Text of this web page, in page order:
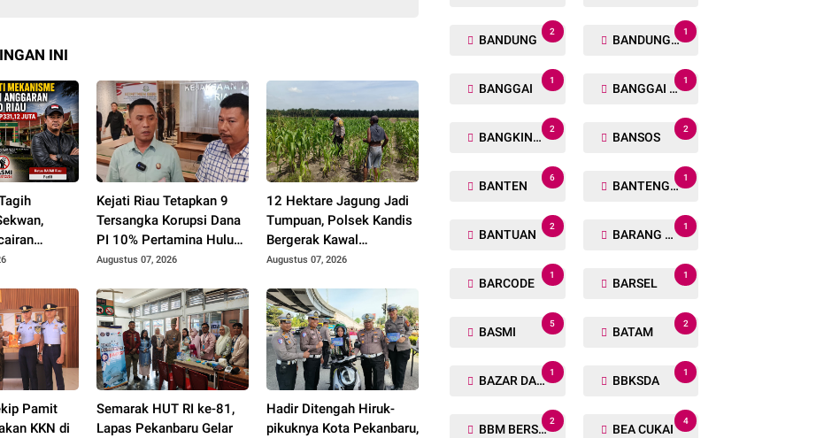
INI
Tanpa
Kejati Riau Tetapkan 9
Tersangka Korupsi Dana
PI 10% Pertamina Hulu
Rokan
Augustus 07, 2026
12 Hektare Jagung Jadi
Tumpuan, Polsek Kandis
Bergerak Kawal
Swasembada Pangan
Augustus 07, 2026
Pamit
KKN di
Semarak HUT RI ke-81,
Lapas Pekanbaru Gelar
Hadir Ditengah Hiruk-
pikuknya Kota Pekanbaru,
BANDUNG
2
BANDUNG BARAT
1
BANGGAI
1
BANGGAI LAUT
1
BANGKINANG
2
BANSOS
2
BANTEN
6
BANTENG RAIDERS
1
BANTUAN
2
BARANG TUAKA
1
BARCODE
1
BARSEL
1
BASMI
5
BATAM
2
BAZAR DAN BAKSOS RAMADHAN
1
BBKSDA
1
BBM BERSUBSIDI
2
BEA CUKAI
4